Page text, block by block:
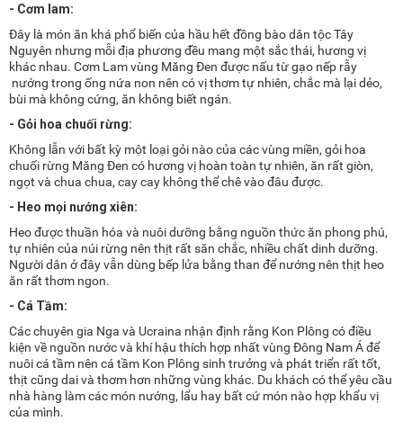
- Cơm lam:
Đây là món ăn khá phổ biến của hầu hết đồng bào dân tộc Tây
Nguyên nhưng mỗi địa phương đều mang một sắc thái, hương vị
khác nhau. Cơm Lam vùng Măng Đen được nấu từ gạo nếp rẫy
nướng trong ống nứa non nên có vị thơm tự nhiên, chắc mà lại dẻo,
bùi mà không cứng, ăn không biết ngán.
- Gỏi hoa chuối rừng:
Không lẫn với bất kỳ một loại gỏi nào của các vùng miền, gỏi hoa
chuối rừng Măng Đen có hương vị hoàn toàn tự nhiên, ăn rất giòn,
ngọt và chua chua, cay cay không thể chê vào đâu được.
- Heo mọi nướng xiên:
Heo được thuần hóa và nuôi dưỡng bằng nguồn thức ăn phong phú,
tự nhiên của núi rừng nên thịt rất săn chắc, nhiều chất dinh dưỡng.
Người dân ở đây vẫn dùng bếp lửa bằng than để nướng nên thịt heo
ăn rất thơm ngon.
- Cá Tầm:
Các chuyên gia Nga và Ucraina nhận định rằng Kon Plông có điều
kiện về nguồn nước và khí hậu thích hợp nhất vùng Đông Nam Á để
nuôi cá tầm nên cá tầm Kon Plông sinh trưởng và phát triển rất tốt,
thịt cũng dai và thơm hơn những vùng khác. Du khách có thể yêu cầu
nhà hàng làm các món nướng, lẩu hay bất cứ món nào hợp khẩu vị
của mình.